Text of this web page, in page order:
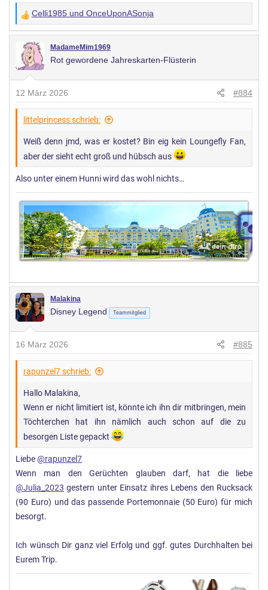
W
e
t
n
g
e
Celli1985 und OnceUponASonja
MadameMim1969
Rot gewordene Jahreskarten-Flüsterin
12 März 2026 #884
littelprincess schrieb:
Weiß denn jmd, was er kostet? Bin eig kein Loungefly Fan,
aber der sieht echt groß und hübsch aus
Also unter einem Hunni wird das wohl nichts…
Malakina
Disney Legend Teammitglied
16 März 2026 #885
rapunzel7 schrieb:
Hallo Malakina,
Wenn er nicht limitiert ist, könnte ich ihn dir mitbringen, mein
Töchterchen hat ihn nämlich auch schon auf die zu
besorgen Liste gepackt
Liebe@rapunzel7
Wenn man den Gerüchten glauben darf, hat die liebe
@Julia_2023 gestern unter Einsatz ihres Lebens den Rucksack
(90 Euro) und das passende Portemonnaie (50 Euro) für mich
besorgt.
Ich wünsch Dir ganz viel Erfolg und ggf. gutes Durchhalten bei
Eurem Trip.